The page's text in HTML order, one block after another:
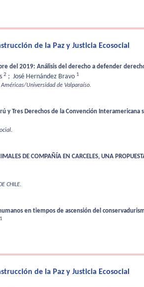
de la Paz y Justicia Ecosocial
del 2019: Análisis del derecho a defender
2 ; José Hernández Bravo 1
Universidad de Valparaíso.
y Tres Derechos de la Convención
DE COMPAÑÍA EN CARCELES, UNA
CHILE.
en tiempos de ascensión del
1
de la Paz y Justicia Ecosocial